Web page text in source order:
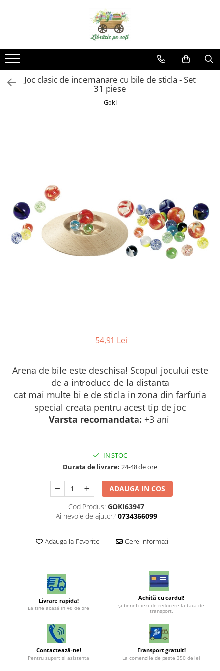
Joc clasic de indemanare cu bile de sticla - Set
31 piese
Goki
54,91 Lei
Arena de bile este deschisa! Scopul jocului este
de a introduce de la distanta
cat mai multe bile de sticla in zona din farfuria
special creata pentru acest tip de joc
Varsta recomandata: +3 ani
IN STOC
Durata de livrare: 24-48 de ore
ADAUGA IN COS
Cod Produs: GOKI63947
Ai nevoie de ajutor? 0734366099
Adauga la Favorite Cere informatii
Livrare rapida!
La tine acasă in 48 de ore
Achită cu cardul!
şi beneficiezi de reducere la taxa de
transport.
Contactează-ne!
Pentru suport si asistenta
Transport gratuit!
La comenzile de peste 350 de lei